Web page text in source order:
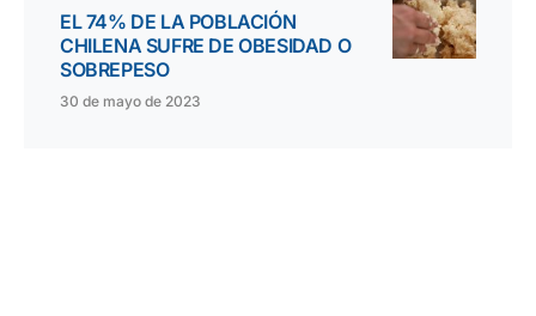
EL 74% DE LA POBLACIÓN
CHILENA SUFRE DE OBESIDAD O
SOBREPESO
30 de mayo de 2023